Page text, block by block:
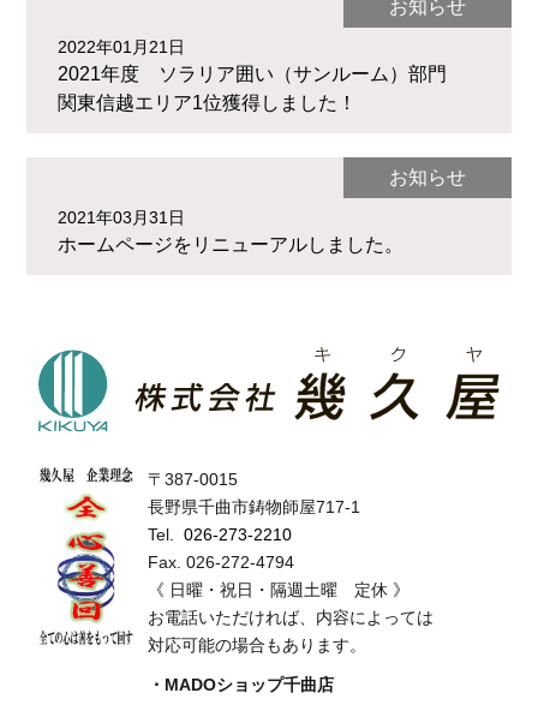
お知らせ
2022年01月21日
2021年度 ソラリア囲い（サンルーム）部門
関東信越エリア1位獲得しました！
お知らせ
2021年03月31日
ホームページをリニューアルしました。
〒387-0015
長野県千曲市鋳物師屋717-1
Tel. 026-273-2210
Fax. 026-272-4794
《 日曜・祝日・隔週土曜 定休 》
お電話いただければ、内容によっては
対応可能の場合もあります。
・MADOショップ千曲店